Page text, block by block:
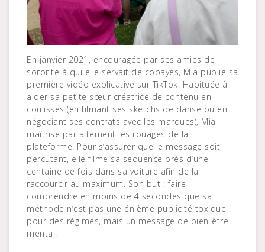
En janvier 2021, encouragée par ses amies de
sororité à qui elle servait de cobayes, Mia publie sa
première vidéo explicative sur TikTok. Habituée à
aider sa petite sœur créatrice de contenu en
coulisses (en filmant ses sketchs de danse ou en
négociant ses contrats avec les marques), Mia
maîtrise parfaitement les rouages de la
plateforme. Pour s’assurer que le message soit
percutant, elle filme sa séquence près d’une
centaine de fois dans sa voiture afin de la
raccourcir au maximum. Son but : faire
comprendre en moins de 4 secondes que sa
méthode n’est pas une énième publicité toxique
pour des régimes, mais un message de bien-être
mental.